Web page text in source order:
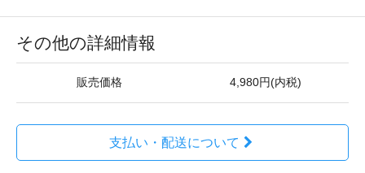
その他の詳細情報
販売価格 4,980円(内税)
支払い・配送について